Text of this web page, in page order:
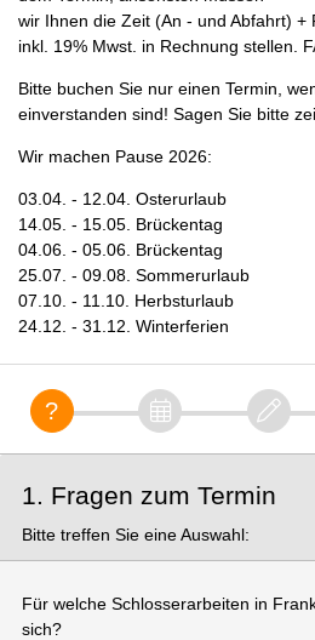
wir Ihnen die Zeit (An - und Abfahrt) +
inkl. 19% Mwst. in Rechnung stellen.
Bitte buchen Sie nur einen Termin,
einverstanden sind! Sagen Sie bitte
Wir machen Pause 2026:
03.04. - 12.04. Osterurlaub
14.05. - 15.05. Brückentag
04.06. - 05.06. Brückentag
25.07. - 09.08. Sommerurlaub
07.10. - 11.10. Herbsturlaub
24.12. - 31.12. Winterferien
1. Fragen zum Termin
Bitte treffen Sie eine Auswahl:
Für welche Schlosserarbeiten in
sich?